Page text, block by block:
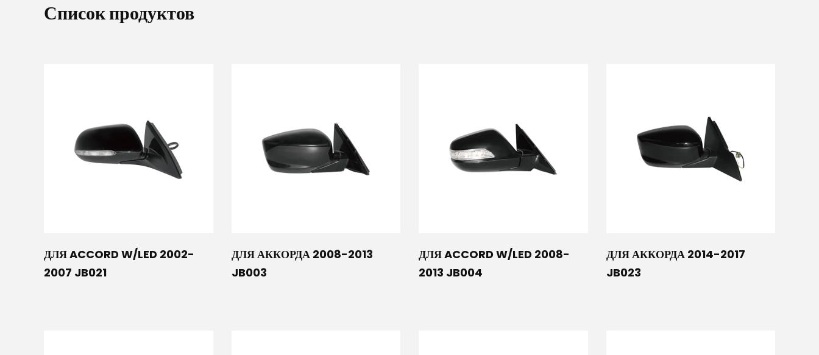
Список продуктов
ДЛЯ ACCORD W/LED 2002-
2007 JB021
ДЛЯ АККОРДА 2008-2013
JB003
ДЛЯ ACCORD W/LED 2008-
2013 JB004
ДЛЯ АККОРДА 2014-2017
JB023